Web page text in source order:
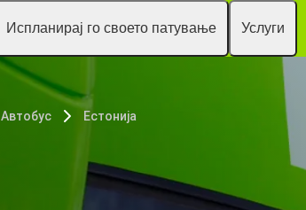
Испланирај го своето патување Услуги
Автобус Естонија